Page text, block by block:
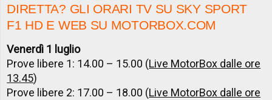
DIRETTA? GLI ORARI TV SU SKY SPORT
F1 HD E WEB SU MOTORBOX.COM
Venerdì 1 luglio
Prove libere 1: 14.00 – 15.00 (Live MotorBox dalle ore
13.45)
Prove libere 2: 17.00 – 18.00 (Live MotorBox dalle ore